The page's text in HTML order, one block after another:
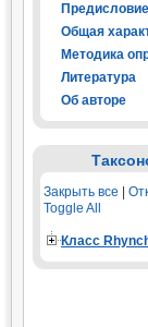
Предисловие
Общая
Методика
Литература
Об авторе
Закрыть все
Toggle All
Класс